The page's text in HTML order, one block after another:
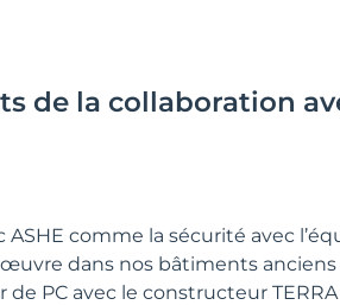
de la collaboration
ASHE comme la sécurité avec
dans nos bâtiments
PC avec le constructeur